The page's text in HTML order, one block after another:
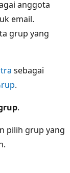
anggota
email.
grup yang
sebagai
.
.
pilih grup yang